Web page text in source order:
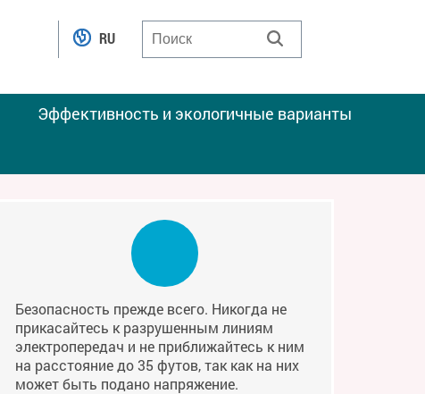
Эффективность и экологичные варианты
RU
Безопасность прежде всего. Никогда не
прикасайтесь к разрушенным линиям
электропередач и не приближайтесь к ним
на расстояние до 35 футов, так как на них
может быть подано напряжение.